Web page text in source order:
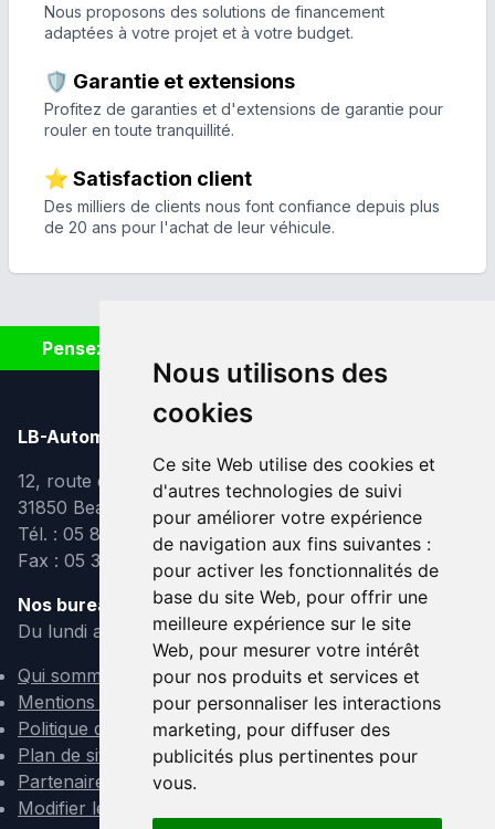
Nous utilisons des
cookies
Ce site Web utilise des cookies et
d'autres technologies de suivi
pour améliorer votre expérience
de navigation aux fins suivantes :
pour activer les fonctionnalités de
base du site Web, pour offrir une
meilleure expérience sur le site
Web, pour mesurer votre intérêt
pour nos produits et services et
pour personnaliser les interactions
marketing, pour diffuser des
publicités plus pertinentes pour
vous.
Nous proposons des solutions de financement
adaptées à votre projet et à votre budget.
🛡️ Garantie et extensions
Profitez de garanties et d'extensions de garantie pour
rouler en toute tranquillité.
⭐ Satisfaction client
Des milliers de clients nous font confiance depuis plus
de 20 ans pour l'achat de leur véhicule.
Pensez à covoiturer #SeDéplacerMoinsPolluer
LB-Automobiles.com
12, route de Lavaur
31850 Beaupuy
Tél. : 05 82 95 39 40
Fax : 05 31 08 10 91
Nos bureaux sont ouverts :
Du lundi au vendredi de 9h à 12h et de 14h à 18h
Qui sommes-nous ?
Mentions légales
Politique de confidentialité
Plan de site
Partenaires
Modifier les cookies